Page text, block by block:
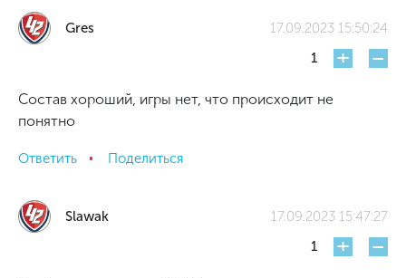
Gres
17.09.2023 15:50:24
1
+ -
Состав хороший, игры нет, что происходит не
понятно
Ответить Поделиться
Slawak
17.09.2023 15:47:27
1
+ -